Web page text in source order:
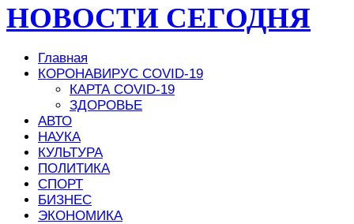
НОВОСТИ СЕГОДНЯ
Главная
КОРОНАВИРУС COVID-19
КАРТА COVID-19
ЗДОРОВЬЕ
АВТО
НАУКА
КУЛЬТУРА
ПОЛИТИКА
СПОРТ
БИЗНЕС
ЭКОНОМИКА